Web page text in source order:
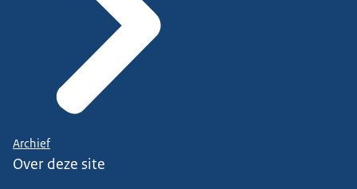
Archief
Over deze site